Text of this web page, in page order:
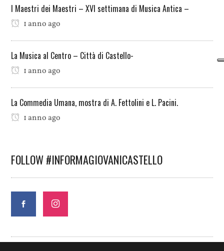
I Maestri dei Maestri – XVI settimana di Musica Antica –
1 anno ago
La Musica al Centro – Città di Castello-
1 anno ago
La Commedia Umana, mostra di A. Fettolini e L. Pacini.
1 anno ago
FOLLOW #INFORMAGIOVANICASTELLO